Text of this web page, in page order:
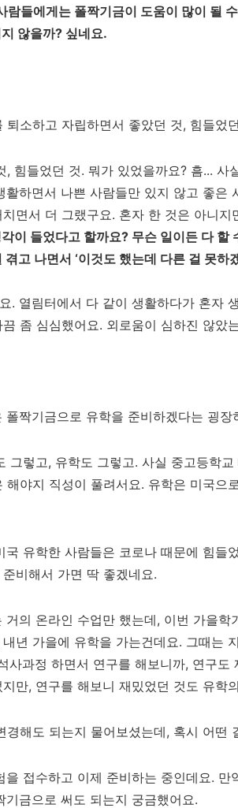
람들에게는 폴짝기금이 도움이 많이 될
않을까? 싶네요.
퇴소하고 자립하면서 좋았던 것, 힘들었
, 힘들었던 것. 뭐가 있었을까요? 흠... 사
활하면서 나쁜 사람들만 있지 않고 좋은
면서 더 그랬구요. 혼자 한 것은 아니지
이 들었다고 할까요? 무슨 일이든 다 할
겪고 나면서 ‘이것도 했는데 다른 걸 못하
. 열림터에서 다 같이 생활하다가 혼자
좀 심심했어요. 외로움이 심하진 않았
폴짝기금으로 유학을 준비하겠다는 굉장
그렇고, 유학도 그렇고. 사실 중고등학
해야지 직성이 풀려서요. 유학은 미국으
국 유학한 사람들은 코로나 때문에 힘들
비해서 가면 딱 좋겠네요.
거의 온라인 수업만 했는데, 이번 가을
년 가을에 유학을 가는건데요. 그때는
사과정 하면서 연구를 해보니까, 연구도
만, 연구를 해보니 재밌었던 것도 유학
경해도 되는지 물어보셨는데, 혹시 어떤
을 접수하고 이제 준비하는 중인데요. 만
기금으로 써도 되는지 궁금했어요.